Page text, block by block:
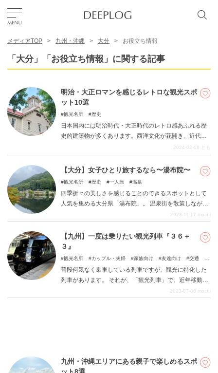
エリア
日本語
USD
DEEPLOGとは
プライバシーポリシー
運営会社
メディアTOP 九州・沖縄 大分 お役立ち情報
「大分」「お役立ち情報」に関する記事
明治・大正ロマンを感じるレトロな観光スポ
ット10選
観光名所 歴史
日本国内には明治時代・大正時代のレトロ感あふれる歴
史的建築物が多くあります。西洋文化が花開き、近代化
が進んだ時代の建築物は現代の建物とは違う雰囲気が漂
います。人の手によって守られてきたレトロ感満載の建
物で明治・大正ロマンを感じませんか。
2024-02-06 とも
【大分】女子ひとり旅するなら〜湯布院〜
観光名所 歴史 一人旅 温泉
四季折々の美しさを感じることのできるスポットとして
人気を集める大分県「湯布院」。 温泉街を散策しながら
日本の原風景を楽しみつつ、かわいいとおしゃれを堪能
ですが、ゆったりとした雰囲気が流れているため、人目
を気にせずにゆったりとリフレッシュすることができる
ため、女子ひとり旅に最適な場所なんです。 本記事で
2023-11-17 mochi
【九州】一度は乗りたい観光列車『３６＋
３』
観光名所 カップル・夫婦 家族向け 友達向け
交通
普段何気なく乗車している列車ですが、観光に特化した
列車があります。 それが、「観光列車」で、近年移動す
るだけでなく「乗ること」自体を楽しめるとして人気を
旅行へ行く予定の方、贅沢旅を楽しみたい方はぜひ参考
2023-07-06 mochi
九州・沖縄エリアにある親子で楽しめるスポ